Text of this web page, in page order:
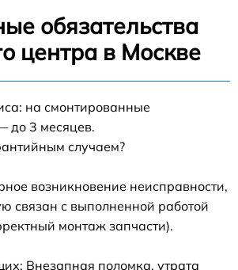
обязательства
центра в Москве
на смонтированные
до 3 месяцев.
случаем?
возникновение неисправности,
связан с выполненной работой
монтаж запчасти).
Внезапная поломка, утрата